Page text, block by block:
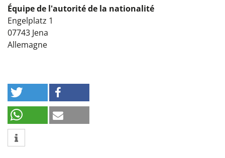
Équipe de l'autorité de la nationalité
Engelplatz 1
07743 Jena
Allemagne